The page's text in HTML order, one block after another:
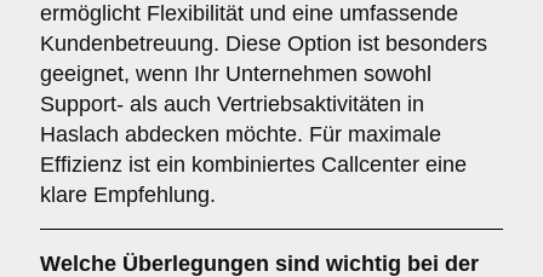
ermöglicht Flexibilität und eine umfassende
Kundenbetreuung. Diese Option ist besonders
geeignet, wenn Ihr Unternehmen sowohl
Support- als auch Vertriebsaktivitäten in
Haslach abdecken möchte. Für maximale
Effizienz ist ein kombiniertes Callcenter eine
klare Empfehlung.
Welche Überlegungen sind wichtig bei der